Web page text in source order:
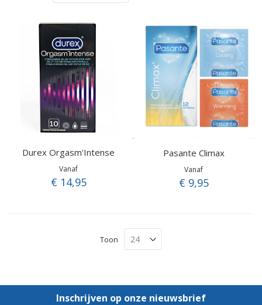
laag
sorteren
Durex Orgasm'Intense
Vanaf
€ 14,95
Pasante Climax
Vanaf
€ 9,95
Toon
Inschrijven op onze nieuwsbrief